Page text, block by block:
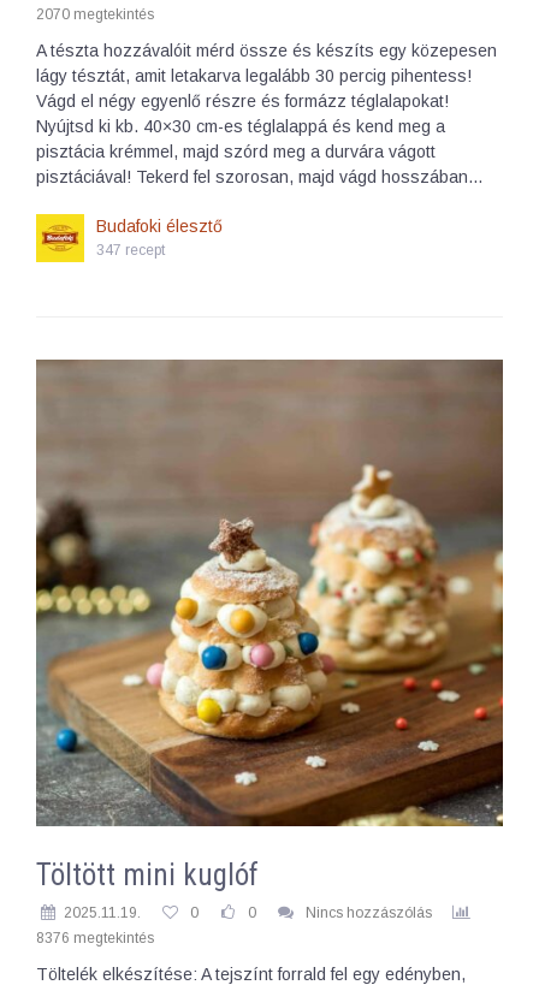
2070 megtekintés
A tészta hozzávalóit mérd össze és készíts egy közepesen
lágy tésztát, amit letakarva legalább 30 percig pihentess!
Vágd el négy egyenlő részre és formázz téglalapokat!
Nyújtsd ki kb. 40×30 cm-es téglalappá és kend meg a
pisztácia krémmel, majd szórd meg a durvára vágott
pisztáciával! Tekerd fel szorosan, majd vágd hosszában…
Budafoki élesztő
347 recept
Töltött mini kuglóf
2025.11.19. 0 0
Nincs hozzászólás
8376 megtekintés
Töltelék elkészítése: A tejszínt forrald fel egy edényben,